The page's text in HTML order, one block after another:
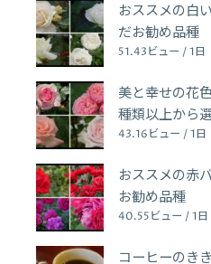
おススメの白
だお勧め品種
51.43ビュー / 1日
美と幸せの花
種類以上から
43.16ビュー / 1日
おススメの赤
お勧め品種
40.55ビュー / 1日
コーヒーのき